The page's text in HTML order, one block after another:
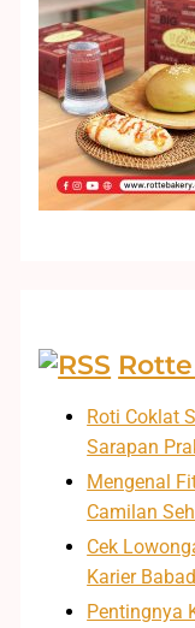
Roti Coklat
Sarapan
Mengenal
Camilan
Cek
Karier
Pentingnya